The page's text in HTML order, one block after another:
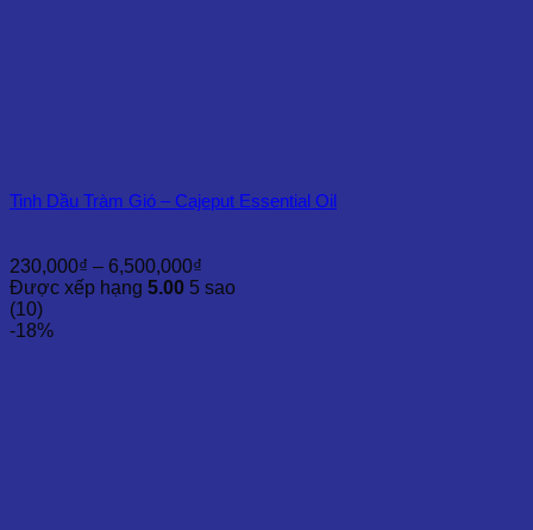
Tinh Dầu Tràm Gió – Cajeput Essential Oil
230,000₫ – 6,500,000₫
giá:
Được xếp hạng 5.00 5 sao
(10)
-18%